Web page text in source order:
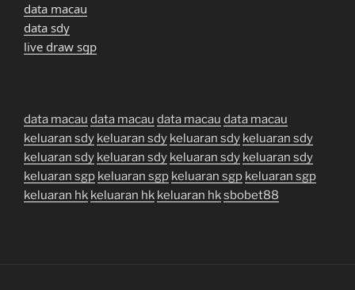
data macau
data sdy
live draw sgp
data macau data macau data macau data macau
keluaran sdy keluaran sdy keluaran sdy keluaran sdy
keluaran sdy keluaran sdy keluaran sdy keluaran sdy
keluaran sgp keluaran sgp keluaran sgp keluaran sgp
keluaran hk keluaran hk keluaran hksbobet88